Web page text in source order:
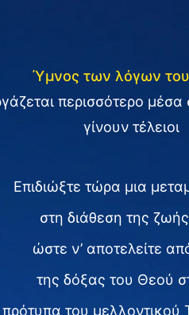
Ύμνος των λόγων
περισσότερο
γίνουν τέλειοι
Επιδιώξτε τώρα μια
στη διάθεση της
ώστε ν’ αποτελείτε
της δόξας του Θεού
πρότυπα του μελλοντικού